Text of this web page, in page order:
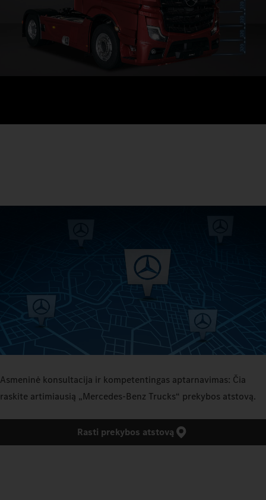
Asmeninė konsultacija ir kompetentingas aptarnavimas: Čia
raskite artimiausią „Mercedes‑Benz Trucks“ prekybos atstovą.
Rasti prekybos atstovą